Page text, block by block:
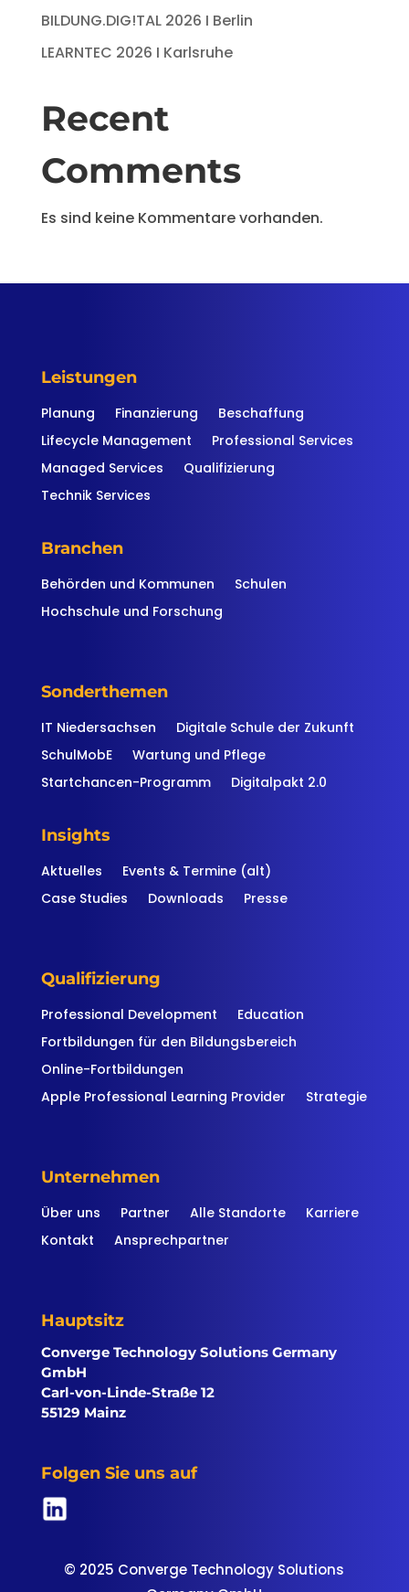
BILDUNG.DIG!TAL 2026 I Berlin
LEARNTEC 2026 I Karlsruhe
Recent
Comments
Es sind keine Kommentare vorhanden.
Leistungen
Planung Finanzierung
Beschaffung
Lifecycle Management
Professional Services
Managed Services
Qualifizierung
Technik Services
Branchen
Behörden und Kommunen
Schulen
Hochschule und Forschung
Sonderthemen
IT Niedersachsen
Digitale Schule der Zukunft
SchulMobE
Wartung und Pflege
Startchancen-Programm
Digitalpakt 2.0
Insights
Aktuelles
Events & Termine (alt)
Case Studies
Downloads Presse
Qualifizierung
Professional Development
Education
Fortbildungen für den Bildungsbereich
Online-Fortbildungen
Apple Professional Learning Provider
Strategie
Unternehmen
Über uns Partner Alle Standorte
Karriere
Kontakt
Ansprechpartner
Hauptsitz
Converge Technology Solutions Germany
GmbH
Carl-von-Linde-Straße 12
55129 Mainz
Folgen Sie uns auf
© 2025 Converge Technology Solutions